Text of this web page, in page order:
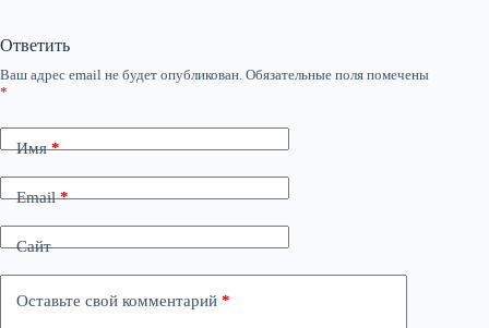
Ответить
Ваш адрес email не будет опубликован. Обязательные поля помечены
*
Имя*
Email*
Сайт
Оставьте свой комментарий *